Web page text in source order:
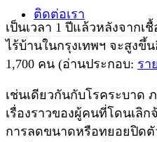
ติดต่อเรา
เป็นเวลา 1 ปีแล้วหลังจาก
ไร้บ้านในกรุงเทพฯ จะสูงขึ้
1,700 คน (อ่านประกอบ: รา
เช่นเดียวกันกับโรคระบาด
เรื่องราวของผู้คนที่โดนเลิ
การลดขนาดหรือทยอยปิดตั